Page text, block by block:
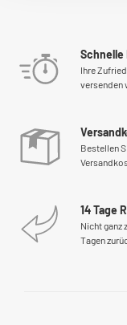
Ihre
versenden
Bestellen
14 Tage
Nicht ganz
Tagen